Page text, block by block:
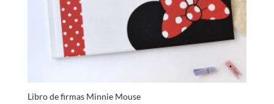
Libro de firmas Minnie Mouse